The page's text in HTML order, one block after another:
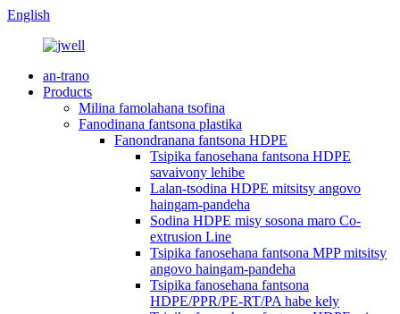
English
an-trano
Products
Milina famolahana tsofina
Fanodinana fantsona plastika
Fanondranana fantsona HDPE
Tsipika fanosehana fantsona HDPE
savaivony lehibe
Lalan-tsodina HDPE mitsitsy angovo
haingam-pandeha
Sodina HDPE misy sosona maro Co-
extrusion Line
Tsipika fanosehana fantsona MPP mitsitsy
angovo haingam-pandeha
Tsipika fanosehana fantsona
HDPE/PPR/PE-RT/PA habe kely